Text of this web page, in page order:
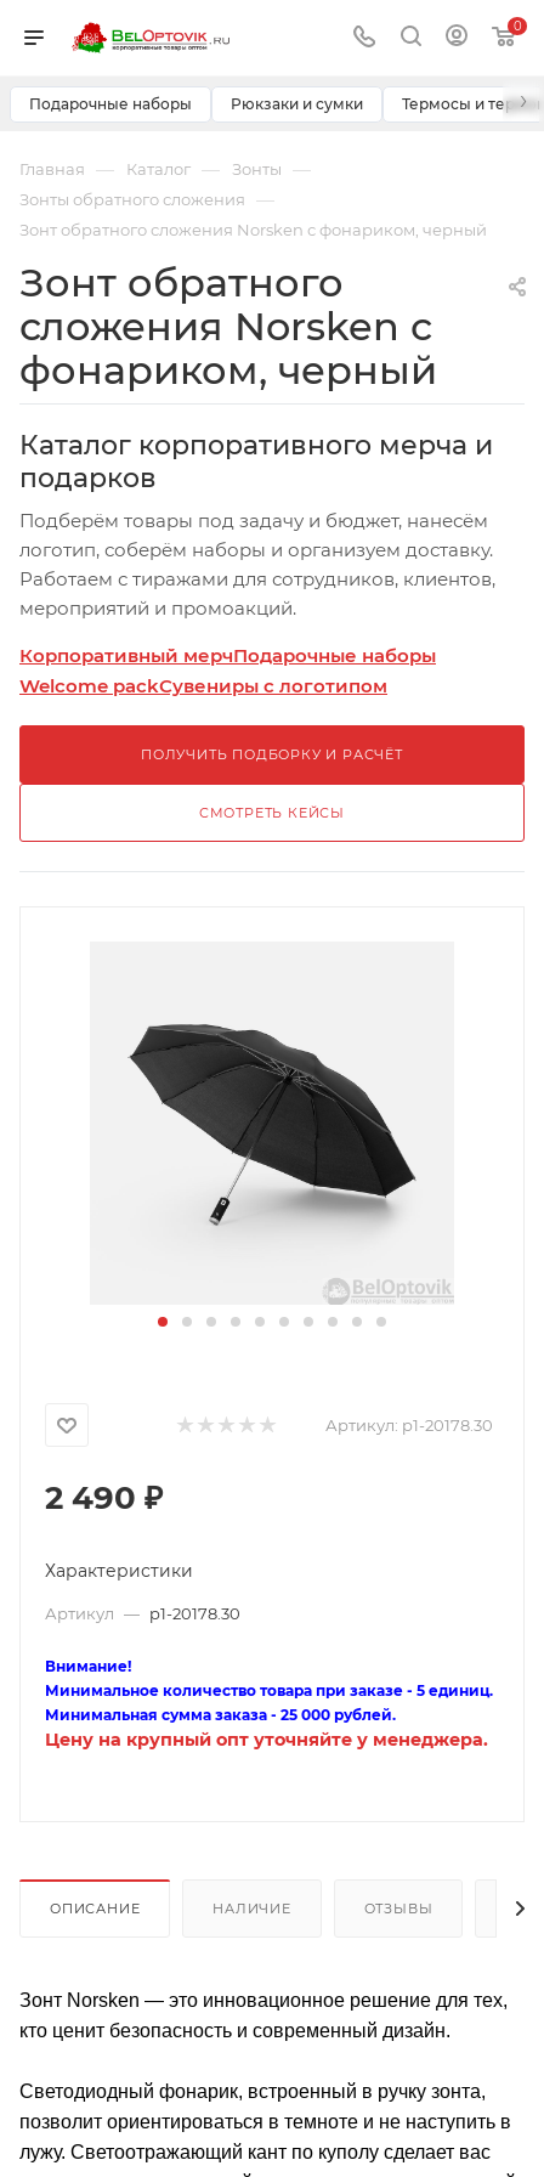
0
Подарочные наборы Рюкзаки и сумки Термосы и ›
Главная — Каталог — Зонты —
Зонты обратного сложения —
Зонт обратного сложения Norsken с фонариком, черный
Зонт обратного
сложения Norsken с
фонариком, черный
Каталог корпоративного мерча и
подарков
Подберём товары под задачу и бюджет, нанесём
логотип, соберём наборы и организуем доставку.
Работаем с тиражами для сотрудников, клиентов,
мероприятий и промоакций.
Корпоративный мерчПодарочные наборы
Welcome packСувениры с логотипом
ПОЛУЧИТЬ ПОДБОРКУ И РАСЧЁТ
СМОТРЕТЬ КЕЙСЫ
Артикул: p1-20178.30
2 490 ₽
Характеристики
Артикул — p1-20178.30
Внимание!
Минимальное количество товара при заказе - 5 единиц.
Минимальная сумма заказа - 25 000 рублей.
Цену на крупный опт уточняйте у менеджера.
ОПИСАНИЕ НАЛИЧИЕ ОТЗЫВЫ
Зонт Norsken — это инновационное решение для тех,
кто ценит безопасность и современный дизайн.
Светодиодный фонарик, встроенный в ручку зонта,
позволит ориентироваться в темноте и не наступить в
лужу. Светоотражающий кант по куполу сделает вас